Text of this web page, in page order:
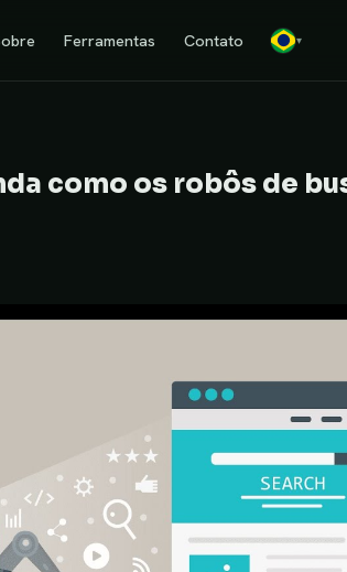
Ferramentas Contato ▾
como os robôs de